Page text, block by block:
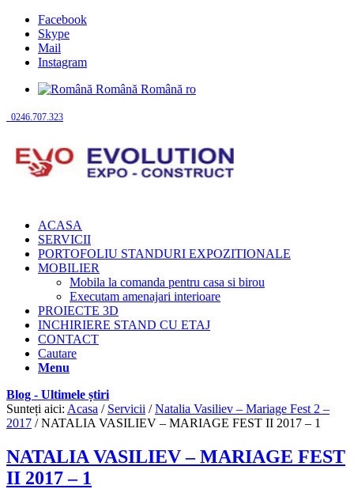
Facebook
Skype
Mail
Instagram
Română Română ro
0246.707.323
ACASA
SERVICII
PORTOFOLIU STANDURI EXPOZITIONALE
MOBILIER
Mobila la comanda pentru casa si birou
Executam amenajari interioare
PROIECTE 3D
INCHIRIERE STAND CU ETAJ
CONTACT
Cautare
Menu
Blog - Ultimele știri
Sunteți aici: Acasa / Servicii / Natalia Vasiliev – Mariage Fest 2 –
2017 / NATALIA VASILIEV – MARIAGE FEST II 2017 – 1
NATALIA VASILIEV – MARIAGE FEST
II 2017 – 1